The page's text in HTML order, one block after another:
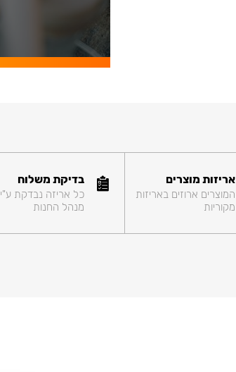
אריזות מוצרים
המוצרים ארוזים באריזות
מקוריות
בדיקת משלוח
כל אריזה נבדקת ע"י
מנהל החנות